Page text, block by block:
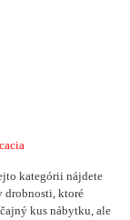
kategórii nájdete
drobnosti, ktoré
kus nábytku, ale